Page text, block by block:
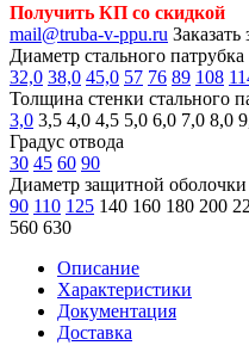
Получить КП со скидкой
mail@truba-v-ppu.ru Заказать
Диаметр стального патрубка
32,0 38,0 45,0 57 76 89 108
Толщина стенки стального
3,0 3,5 4,0 4,5 5,0 6,0 7,0 8,0
Градус отвода
30 45 60 90
Диаметр защитной оболочки
90 110 125 140 160 180 200
560 630
Описание
Характеристики
Документация
Доставка